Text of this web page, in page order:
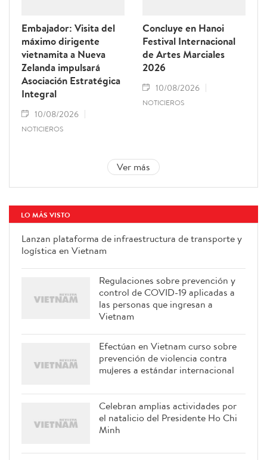
Embajador: Visita del
máximo dirigente
vietnamita a Nueva
Zelanda impulsará
Asociación Estratégica
Integral
10/08/2026
NOTICIEROS
Concluye en Hanoi
Festival Internacional
de Artes Marciales
2026
10/08/2026
NOTICIEROS
Ver más
LO MÁS VISTO
Lanzan plataforma de
infraestructura de transporte y
Regulaciones sobre prevención y
control de COVID-19 aplicadas a
Efectúan en Vietnam curso sobre
mujeres a estándar internacional
Celebran amplias actividades por
Minh